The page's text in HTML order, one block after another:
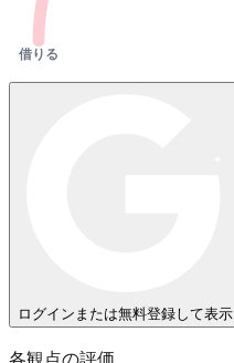
借りる
ログインまたは無料登録して表示
各観点の評価